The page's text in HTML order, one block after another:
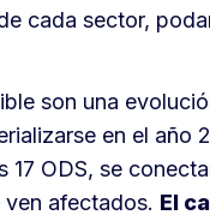
cada sector,
son una
en el año
ODS, se
afectados. El